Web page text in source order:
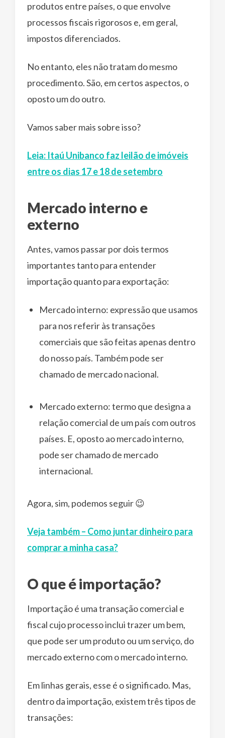
produtos entre países, o que envolve
processos fiscais rigorosos e, em geral,
impostos diferenciados.
No entanto, eles não tratam do mesmo
procedimento. São, em certos aspectos, o
oposto um do outro.
Vamos saber mais sobre isso?
Leia: Itaú Unibanco faz leilão de imóveis
entre os dias 17 e 18 de setembro
Mercado interno e
externo
Antes, vamos passar por dois termos
importantes tanto para entender
importação quanto para exportação:
Mercado interno: expressão que usamos
para nos referir às transações
comerciais que são feitas apenas dentro
do nosso país. Também pode ser
chamado de mercado nacional.
Mercado externo: termo que designa a
relação comercial de um país com outros
países. E, oposto ao mercado interno,
pode ser chamado de mercado
internacional.
Agora, sim, podemos seguir 😉
Veja também – Como juntar dinheiro para
comprar a minha casa?
O que é importação?
Importação é uma transação comercial e
fiscal cujo processo inclui trazer um bem,
que pode ser um produto ou um serviço, do
mercado externo com o mercado interno.
Em linhas gerais, esse é o significado. Mas,
dentro da importação, existem três tipos de
transações: